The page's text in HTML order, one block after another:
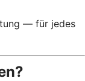
— für jedes